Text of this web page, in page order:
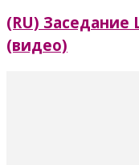
(RU) Заседание
(видео)